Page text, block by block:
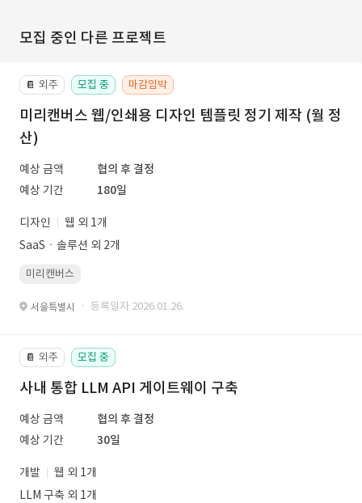
모집 중인 다른 프로젝트
📔 외주 모집 중 마감임박
미리캔버스 웹/인쇄용 디자인 템플릿 정기 제작 (월 정
산)
예상 금액
협의 후 결정
예상 기간
180일
디자인
웹 외 1개
SaaSㆍ솔루션 외 2개
미리캔버스
서울특별시 · 등록일자 2026.01.26.
📔 외주 모집 중
사내 통합 LLM API 게이트웨이 구축
예상 금액
협의 후 결정
예상 기간
30일
개발
웹 외 1개
LLM 구축 외 1개